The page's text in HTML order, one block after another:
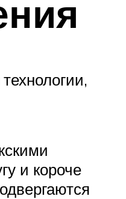
и короче